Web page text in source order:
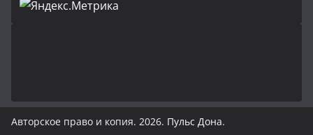
Авторское право и копия. 2026. Пульс Дона.